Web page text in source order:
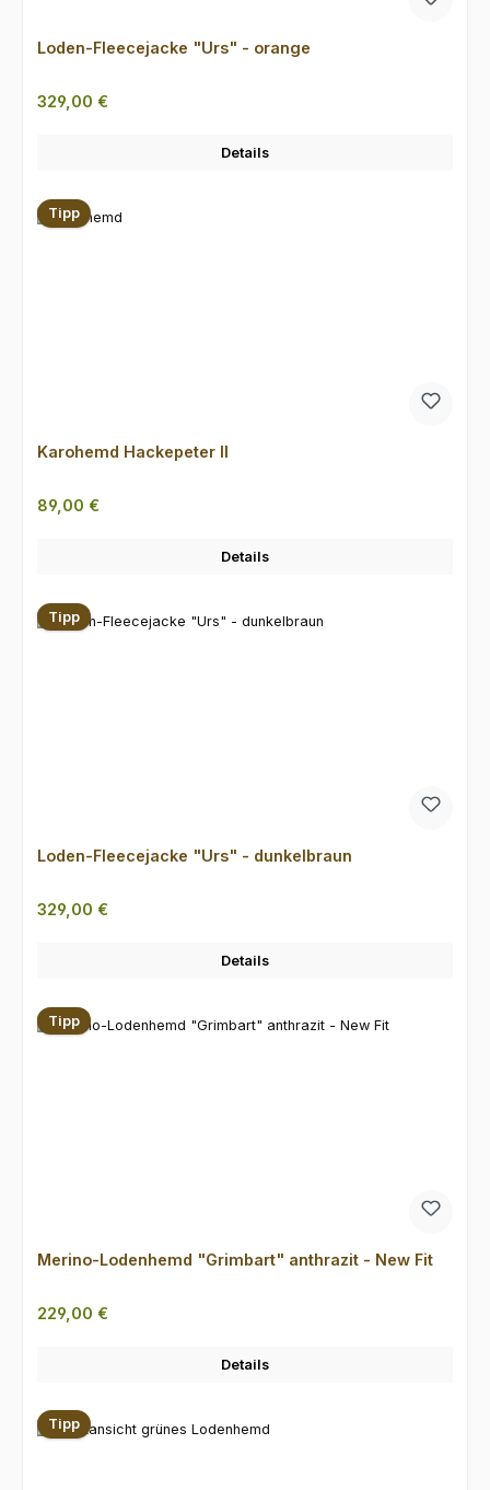
Loden-Fleecejacke "Urs" - orange
Regulärer Preis:
329,00 €
Details
Tipp
Karohemd Hackepeter II
Regulärer Preis:
89,00 €
Details
Tipp
Loden-Fleecejacke "Urs" - dunkelbraun
Regulärer Preis:
329,00 €
Details
Tipp
Merino-Lodenhemd "Grimbart" anthrazit - New Fit
Regulärer Preis:
229,00 €
Details
Tipp